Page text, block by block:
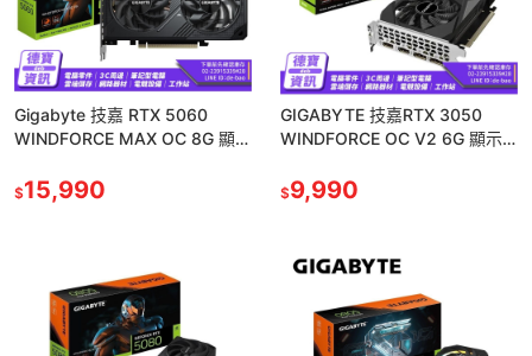
Gigabyte 技嘉 RTX 5060
WINDFORCE MAX OC 8G 顯示
$15,990
GIGABYTE 技嘉RTX 3050
WINDFORCE OC V2 6G 顯示
$9,990